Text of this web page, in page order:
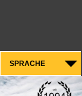
SPRACHE